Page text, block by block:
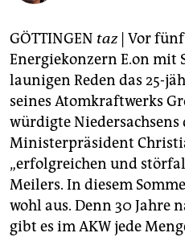
fragen & hilfe
unterstützen
abo
genossenschaft
epaper login
GÖTTINGEN taz| Vor fünf
Energiekonzern E.on mit
launigen Reden das 25-
seines Atomkraftwerks
würdigte
Ministerpräsident
„erfolgreichen und
Meilers. In diesem
wohl aus. Denn 30 Jahre
gibt es im AKW jede